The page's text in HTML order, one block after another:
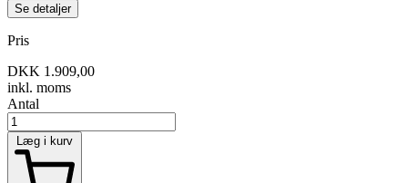
Se detaljer
Pris
DKK 1.909,00
inkl. moms
Antal
Læg i kurv